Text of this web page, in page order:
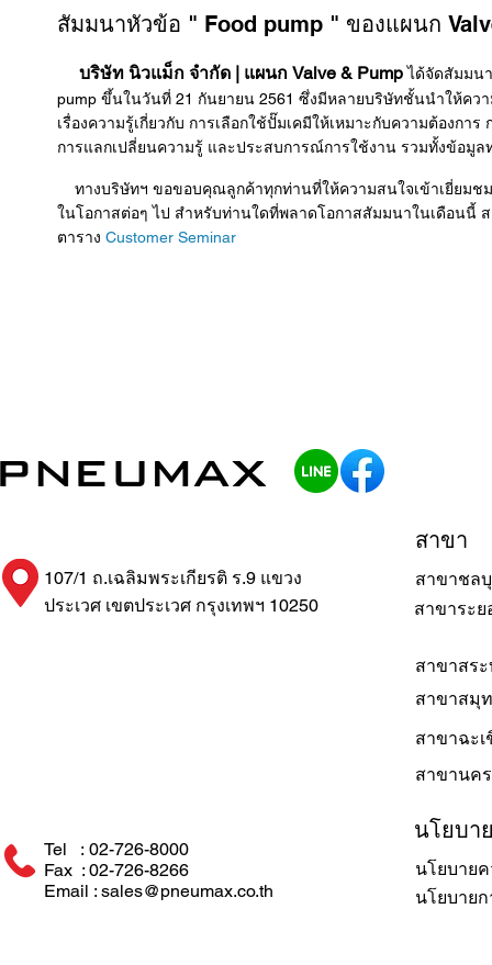
สัมมนาหัวข้อ " Food pump " ของแผนก
บริษัท นิวแม็ก จำกัด | แผนก Valve & Pumpได้จัดสัมมนา
pump ขึ้นในวันที่ 21 กันยายน 2561 ซึ่งมีหลายบริษัทชั้นนำให้คว
เรื่องความรู้เกี่ยวกับ การเลือกใช้ปั๊มเคมีให้เหมาะกับความต้องก
การแลกเปลี่ยนความรู้ และประสบการณ์การใช้งาน รวมทั้งข้อมูล
ทางบริษัทฯ ขอขอบคุณลูกค้าทุกท่านที่ให้ความสนใจเข้าเยี่ยมช
ในโอกาสต่อๆ ไป สำหรับท่านใดที่พลาดโอกาสสัมมนาในเดือนนี้
ตาราง Customer Seminar
สาขาระย
107/1 ถ.เฉลิมพระเกียรติ ร.9 แขวง
ประเวศ เขตประเวศ กรุงเทพฯ 10250
สาขา
สาขาสร
สาขาชล
สาขาสมุ
สาขาฉะเ
สาขานค
Tel : 02-726-8000
Fax : 02-726-8266
Email : sales@pneumax.co.th
นโยบา
นโยบาย
นโยบาย